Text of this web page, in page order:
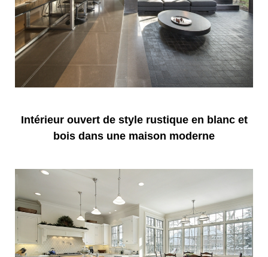
Intérieur ouvert de style rustique en blanc et
bois dans une maison moderne